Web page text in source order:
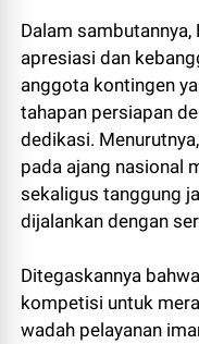
Dalam
apresiasi dan
anggota kontingen
tahapan persiapan
dedikasi.
pada ajang nasional
sekaligus tanggung
dijalankan dengan
Ditegaskannya
kompetisi untuk
wadah pelayanan